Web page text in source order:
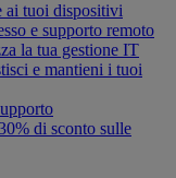
ai tuoi dispositivi
e supporto remoto
la tua gestione IT
e mantieni i tuoi
di sconto sulle